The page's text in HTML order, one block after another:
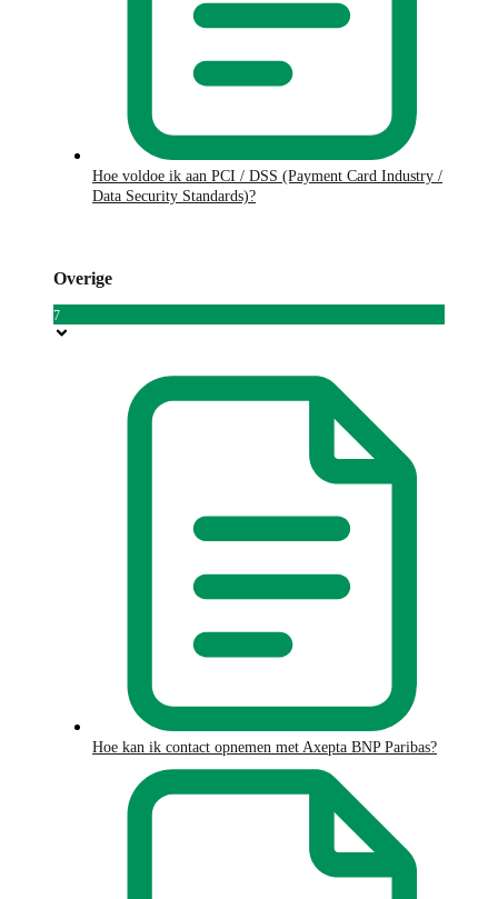
Hoe voldoe ik aan PCI / DSS (Payment Card Industry /
Data Security Standards)?
Overige
7
Hoe kan ik contact opnemen met Axepta BNP Paribas?